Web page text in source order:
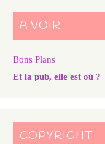
A VOIR
Bons Plans
Et la pub, elle est où ?
COPYRIGHT